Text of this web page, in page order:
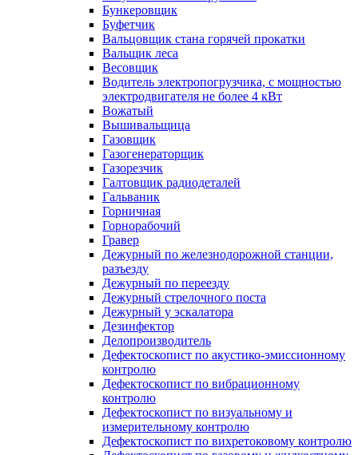
Бункеровщик
Буфетчик
Вальцовщик стана горячей прокатки
Вальщик леса
Весовщик
Водитель электропогрузчика, с мощностью
электродвигателя не более 4 кВт
Вожатый
Вышивальщица
Газовщик
Газогенераторщик
Газорезчик
Галтовщик радиодеталей
Гальваник
Горничная
Горнорабочий
Гравер
Дежурный по железнодорожной станции,
разъезду
Дежурный по переезду
Дежурный стрелочного поста
Дежурный у эскалатора
Дезинфектор
Делопроизводитель
Дефектоскопист по акустико-эмиссионному
контролю
Дефектоскопист по вибрационному
контролю
Дефектоскопист по визуальному и
измерительному контролю
Дефектоскопист по вихретоковому контролю